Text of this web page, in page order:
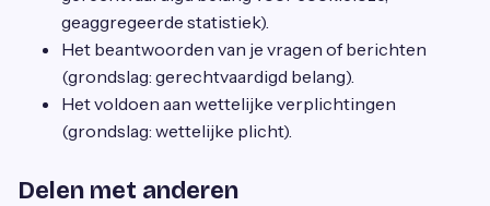
geaggregeerde statistiek).
Het beantwoorden van je vragen of berichten
(grondslag: gerechtvaardigd belang).
Het voldoen aan wettelijke verplichtingen
(grondslag: wettelijke plicht).
Delen met anderen